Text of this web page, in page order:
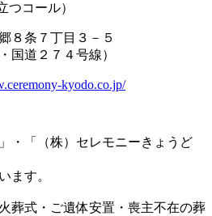
つコール）
８条７丁目３－５
２７４号線）
kyodo.co.jp/
・「（株）セレモニーきょうど
ます。
葬式・ご遺体安置・喪主不在の葬